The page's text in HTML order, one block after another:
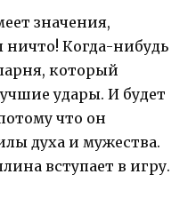
значения,
Когда-нибудь
который
удары. И будет
что он
духа и мужества.
вступает в игру.